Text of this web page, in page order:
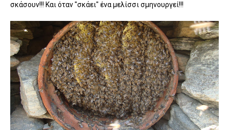
σκάσουν!!! Και όταν "σκάει" ένα μελίσσι σμηνουργεί!!!